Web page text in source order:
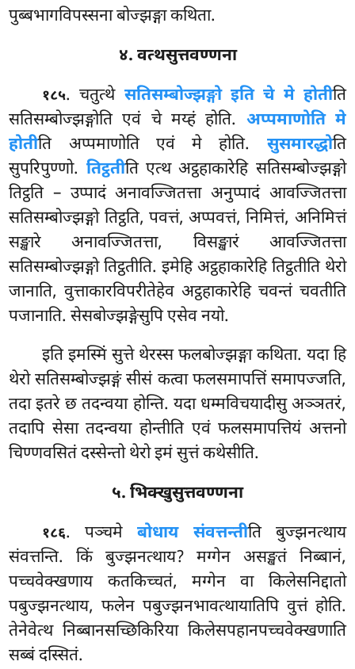
पुब्बभागविपस्सना बोज्झङ्गा कथिता.
४. वत्थसुत्तवण्णना
१८५. चतुत्थे सतिसम्बोज्झङ्गो इति चे मे होतीति
सतिसम्बोज्झङ्गोति एवं चे मय्हं होति. अप्पमाणोति मे
होतीति अप्पमाणोति एवं मे होति. सुसमारद्धोति
सुपरिपुण्णो. तिट्ठतीति एत्थ अट्ठहाकारेहि सतिसम्बोज्झङ्गो
तिट्ठति – उप्पादं अनावज्जितत्ता अनुप्पादं आवज्जितत्ता
सतिसम्बोज्झङ्गो तिट्ठति, पवत्तं, अप्पवत्तं, निमित्तं, अनिमित्तं
सङ्खारे अनावज्जितत्ता, विसङ्खारं आवज्जितत्ता
सतिसम्बोज्झङ्गो तिट्ठतीति. इमेहि अट्ठहाकारेहि तिट्ठतीति थेरो
जानाति, वुत्ताकारविपरीतेहेव अट्ठहाकारेहि चवन्तं चवतीति
पजानाति. सेसबोज्झङ्गेसुपि एसेव नयो.
इति इमस्मिं सुत्ते थेरस्स फलबोज्झङ्गा कथिता. यदा हि
थेरो सतिसम्बोज्झङ्गं सीसं कत्वा फलसमापत्तिं समापज्जति,
तदा इतरे छ तदन्वया होन्ति. यदा धम्मविचयादीसु अञ्ञतरं,
तदापि सेसा तदन्वया होन्तीति एवं फलसमापत्तियं अत्तनो
चिण्णवसितं दस्सेन्तो थेरो इमं सुत्तं कथेसीति.
५. भिक्खुसुत्तवण्णना
१८६. पञ्चमेबोधाय संवत्तन्तीति बुज्झनत्थाय
संवत्तन्ति. किं बुज्झनत्थाय? मग्गेनअसङ्खतं निब्बानं,
पच्चवेक्खणाय कतकिच्चतं, मग्गेन वा किलेसनिद्दातो
पबुज्झनत्थाय, फलेन पबुज्झनभावत्थायातिपि वुत्तं होति.
तेनेवेत्थ निब्बानसच्छिकिरिया किलेसपहानपच्चवेक्खणाति
सब्बं दस्सितं.